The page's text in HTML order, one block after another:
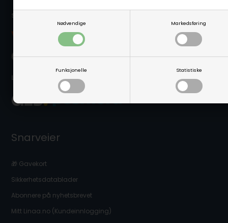
Nødvendige Markedsføring
Funksjonelle Statistiske
Sikker betaling på nett:
Levering nær deg:
Snarveier
🎁 Gavekort
Sikkerhetsdatablader
Abonnere på nyhetsbrevet
Mitt Linaa.no (Kundeinnlogging)